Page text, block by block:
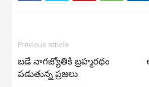
Previous article
బడే నాగజ్యోతికి బ్రహ్మరథం
పడుతున్న ప్రజలు